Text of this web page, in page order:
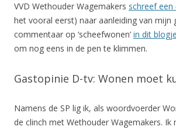
VVD Wethouder Wagemakers schreef
het vooral eerst) naar aanleiding van mijn
commentaar op ‘scheefwonen’ in dit blogje
om nog eens in de pen te klimmen.
Gastopinie D-tv: Wonen moet
Namens de SP lig ik, als woordvoerder
de clinch met Wethouder Wagemakers. Ik